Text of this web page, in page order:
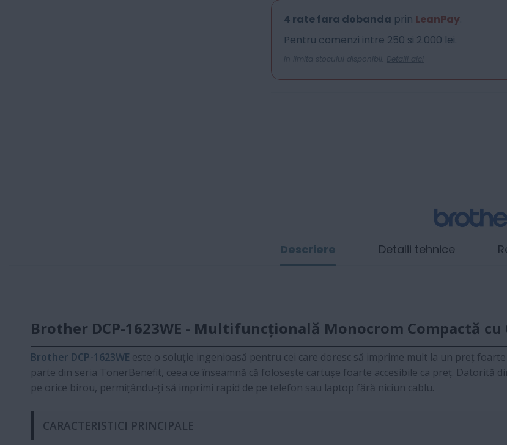
4 rate fara dobanda prin LeanPay.
Pentru comenzi intre 250 si 2.000 lei.
In limita stocului disponibil. Detalii aici
Descriere
Brother DCP-1623WE - Multifuncțională Monocrom Compactă
Brother DCP-1623WE este o soluție ingenioasă pentru cei care doresc să imprime mult la un preț
parte din seria TonerBenefit, ceea ce înseamnă că folosește cartușe foarte accesibile ca preț. Datorită
pe orice birou, permițându-ți să imprimi rapid de pe telefon sau laptop fără niciun cablu.
CARACTERISTICI PRINCIPALE
Detalii tehnice